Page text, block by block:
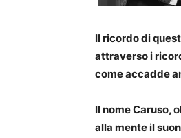
Il ricordo di
attraverso i
come accadde
Il nome Caruso,
alla mente il